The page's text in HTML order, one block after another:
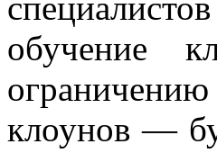
обу­чение
клоунов —